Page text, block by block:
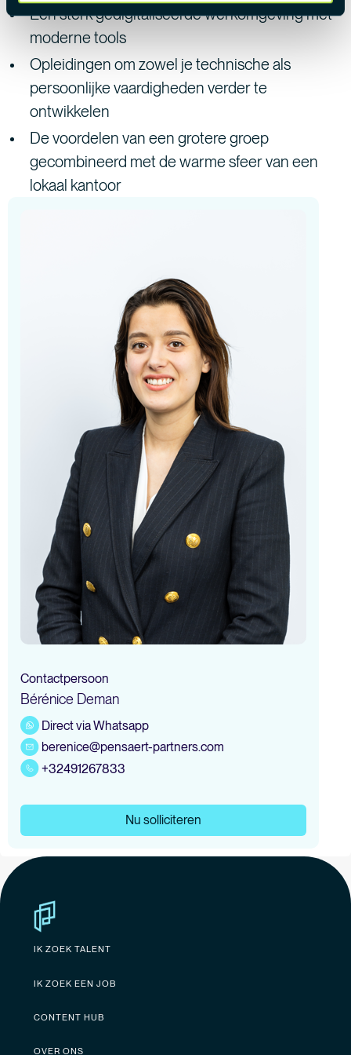
Een sterk gedigitaliseerde werkomgeving met
moderne tools
Opleidingen om zowel je technische als
persoonlijke vaardigheden verder te
ontwikkelen
De voordelen van een grotere groep
gecombineerd met de warme sfeer van een
lokaal kantoor
Contactpersoon
Bérénice Deman
Direct via Whatsapp
berenice@pensaert-partners.com
+32491267833
Nu solliciteren
IK ZOEK TALENT
IK ZOEK EEN JOB
CONTENT HUB
OVER ONS